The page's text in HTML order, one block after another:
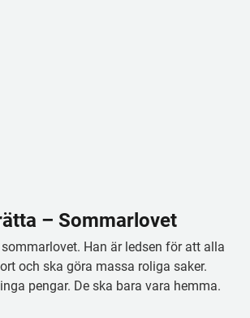
– Sommarlovet
Han är ledsen för att alla
och ska göra massa roliga saker.
pengar. De ska bara vara hemma.